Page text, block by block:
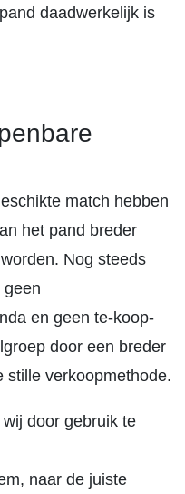
daadwerkelijk is
match hebben
het pand breder
Nog steeds
geen
en geen te-koop-
door een breder
stille verkoopmethode.
door gebruik te
naar de juiste